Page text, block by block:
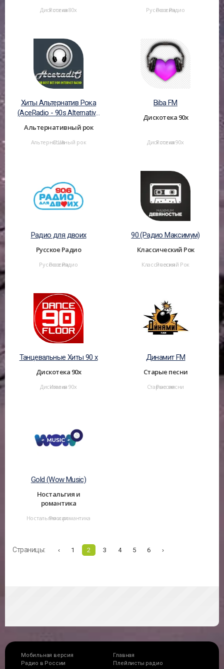
Дискотека 80х
Россия Русское Радио
Россия
Хиты Альтернатив Рока
(AceRadio - 90s Alternative
Альтернативный рок
Альтернативный рок
США
Biba FM
Дискотека 90х
Дискотека 90х
Россия
Радио для двоих
Русское Радио
Русское Радио
Россия
90 (Радио Максимум)
Классический Рок
Классический Рок
Россия
Танцевальные Хиты 90 х
Дискотека 90х
Дискотека 90х
Италия
Динамит FM
Старые песни
Старые песни
Россия
Gold (Wow Music)
Ностальгия и
романтика
Ностальгия и романтика
Россия
Страницы: ‹ 1 2 3 4 5 6 ›
Мобильная версия
Главная
Радио в России
Плейлисты радио